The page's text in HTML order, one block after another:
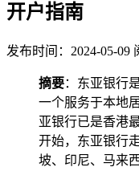
开户指南
发布时间：2024-05-09
摘要：东亚银行
一个服务于本地
亚银行已是香港
开始，东亚银行
坡、印尼、马来